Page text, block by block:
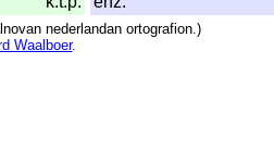
nederlandan ortografion.)
Waalboer.